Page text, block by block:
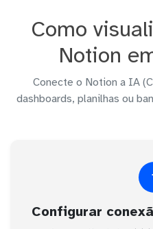
Como
Notion
Conecte o Notion a IA
dashboards, planilhas ou
Configurar